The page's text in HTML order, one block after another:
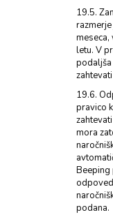
19.5.
meseca,
letu. V
podaljša
19.6.
pravico
mora
Beeping
podana.